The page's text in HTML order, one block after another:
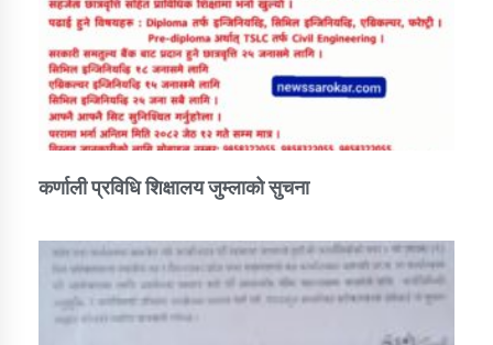
कर्णाली प्रविधि शिक्षालय जुम्लाको सुचना